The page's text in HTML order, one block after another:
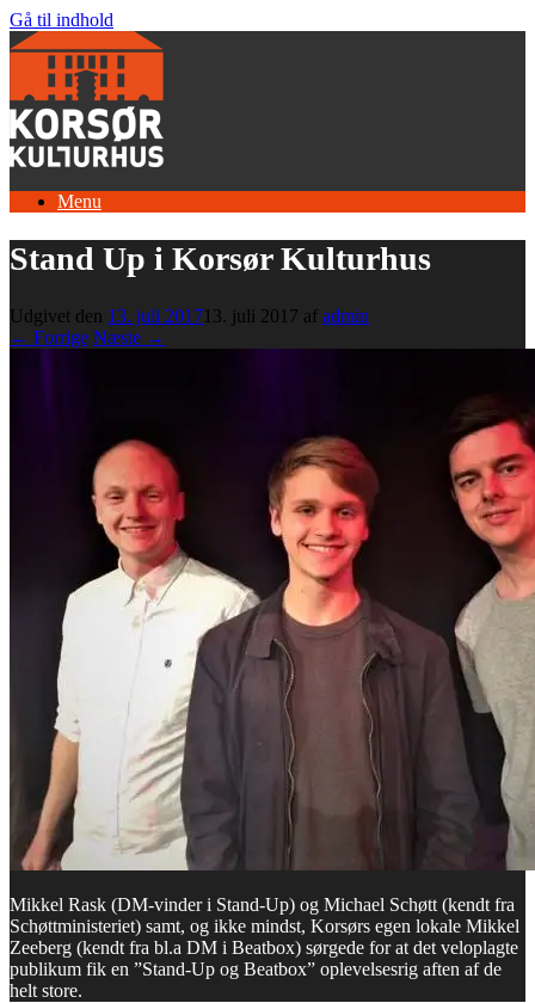
Gå til indhold
Menu
Stand Up i Korsør Kulturhus
Udgivet den 13. juli 2017 13. juli 2017 af admin
← Forrige Næste →
Mikkel Rask (DM-vinder i Stand-Up) og Michael Schøtt (kendt fra
Schøttministeriet) samt, og ikke mindst, Korsørs egen lokale Mikkel
Zeeberg (kendt fra bl.a DM i Beatbox) sørgede for at det veloplagte
publikum fik en ”Stand-Up og Beatbox” oplevelsesrig aften af de
helt store.